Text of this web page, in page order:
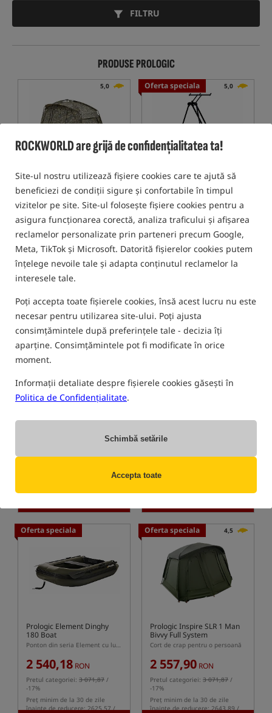
ROCKWORLD are grijă de confidențialitatea ta!
Site-ul nostru utilizează fișiere cookies care te ajută să
beneficiezi de condiții sigure și confortabile în timpul
vizitelor pe site. Site-ul folosește fișiere cookies pentru a
asigura funcționarea corectă, analiza traficului și afișarea
reclamelor personalizate prin parteneri precum Google,
Meta, TikTok și Microsoft. Datorită fișierelor cookies putem
înțelege nevoile tale și adapta conținutul reclamelor la
interesele tale.
Poți accepta toate fișierele cookies, însă acest lucru nu este
necesar pentru utilizarea site-ului. Poți ajusta
consimțămintele după preferințele tale - decizia îți
aparține. Consimțămintele pot fi modificate în orice
moment.
Informații detaliate despre fișierele cookies găsești în
Politica de Confidențialitate.
Schimbă setările
Accepta toate
FILTRU
PRODUSE PROLOGIC
5,0
Prologic Element SLR 1 Man
Bivvy Camo
Cort de crap pentru 1 persoană
2 316,29RON
Pretul categoriei:2 362,97/ -2%
Preț minim de la 30 de zile
înainte de reducere: 2394.15 /
-3%
CUMPĂRĂ
Oferta speciala 5,0
Prologic Tri Sky Pod 3 Rod
Rod Pod pentru 3 lansete
661,62RON
Pretul categoriei:767,98/ -14%
Preț minim de la 30 de zile
înainte de reducere: 683.86 /
-3%
Oferta speciala
Prologic K1 Mini Hanger
Agățători
Pretul categoriei:265,84/ -12%
înainte de reducere: 243.01 /
Oferta speciala
Cort de crap pentru 2 persoane
1 051,51
Pretul categoriei:1 299,64/
Preț minim de la 30 de zile
-3%
Oferta speciala
Prologic Element Dinghy
180 Boat
Ponton din seria Element cu lungimea de 180cm
2 540,18 RON
Pretul categoriei: 3 071,87 /
-17%
Preț minim de la 30 de zile
înainte de reducere: 2625.57 /
Oferta speciala 4,5
Prologic Inspire SLR 1 Man
Bivvy Full System
Cort de crap pentru o persoană
2 557,90 RON
Pretul categoriei: 3 071,87 /
-17%
Preț minim de la 30 de zile
înainte de reducere: 2643.89 /